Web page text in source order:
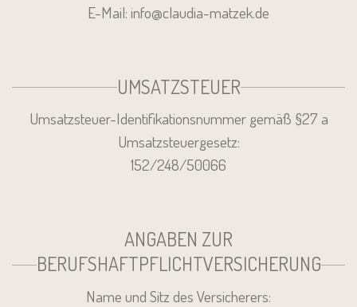
E-Mail: info@claudia-matzek.de
UMSATZSTEUER
Umsatzsteuer-Identifikationsnummer gemäß §27 a
Umsatzsteuergesetz:
152/248/50066
ANGABEN ZUR
BERUFSHAFTPFLICHTVERSICHERUNG
Name und Sitz des Versicherers: